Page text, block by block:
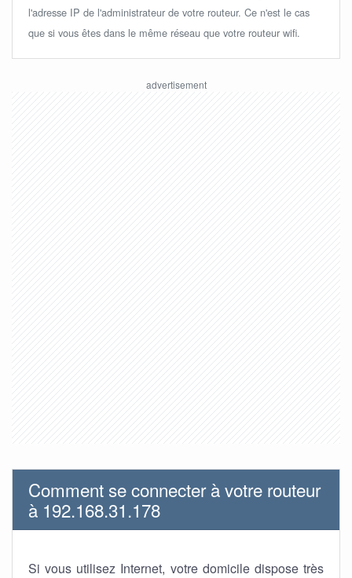
l'adresse IP de l'administrateur de votre routeur. Ce n'est le cas
que si vous êtes dans le même réseau que votre routeur wifi.
Comment se connecter à votre routeur
à 192.168.31.178
Si vous utilisez Internet, votre domicile dispose très